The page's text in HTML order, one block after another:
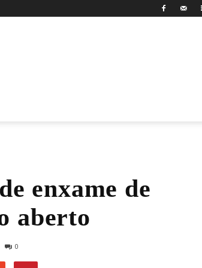
enxame de
aberto
0